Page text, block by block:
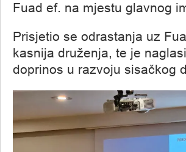
Fuad ef. na mjestu glavnog
Prisjetio se odrastanja uz
kasnija druženja, te je
doprinos u razvoju sisačkog